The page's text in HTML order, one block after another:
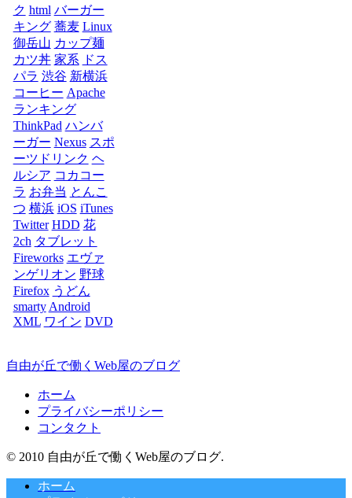
ク html バーガー
キング 蕎麦 Linux
御岳山 カップ麺
カツ丼 家系 ドス
パラ 渋谷 新横浜
コーヒー Apache
ランキング
ThinkPad ハンバ
ーガー Nexus スポ
ーツドリンク ヘ
ルシア コカコー
ラ お弁当 とんこ
つ 横浜 iOS iTunes
Twitter HDD 花
2ch タブレット
Fireworks エヴァ
ンゲリオン 野球
Firefox うどん
smarty Android
XML ワイン DVD
自由が丘で働くWeb屋のブログ
ホーム
プライバシーポリシー
コンタクト
© 2010 自由が丘で働くWeb屋のブログ.
ホーム